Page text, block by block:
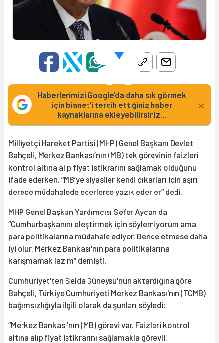
Haberlerimizi Google'da daha sık görmek
için bianet'i tercih ettiğiniz haber
kaynaklarına ekleyebilirsiniz...
×
Milliyetçi Hareket Partisi (MHP) Genel Başkanı Devlet
Bahçeli, Merkez Bankası’nın (MB) tek görevinin faizleri
kontrol altına alıp fiyat istikrarını sağlamak olduğunu
ifade ederken, “MB’ye siyasiler kendi çıkarları için aşırı
derece müdahalede ederlerse yazık ederler” dedi.
MHP Genel Başkan Yardımcısı Sefer Aycan da
“Cumhurbaşkanını eleştirmek için söylemiyorum ama
para politikalarına müdahale ediyor. Bence etmese daha
iyi olur. Merkez Bankası'nın para politikalarına
karışmamak lazım” demişti.
Cumhuriyet'ten Selda Güneysu'nun aktardığına göre
Bahçeli, Türkiye Cumhuriyeti Merkez Bankası'nın (TCMB)
bağımsızlığıyla ilgili olarak da şunları söyledi:
“Merkez Bankası’nın (MB) görevi var. Faizleri kontrol
altına alıp fiyat istikrarını sağlamakla görevli.